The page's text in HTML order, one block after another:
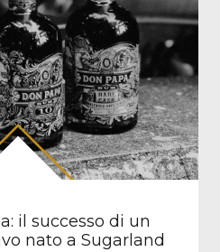
il successo di un
nato a Sugarland